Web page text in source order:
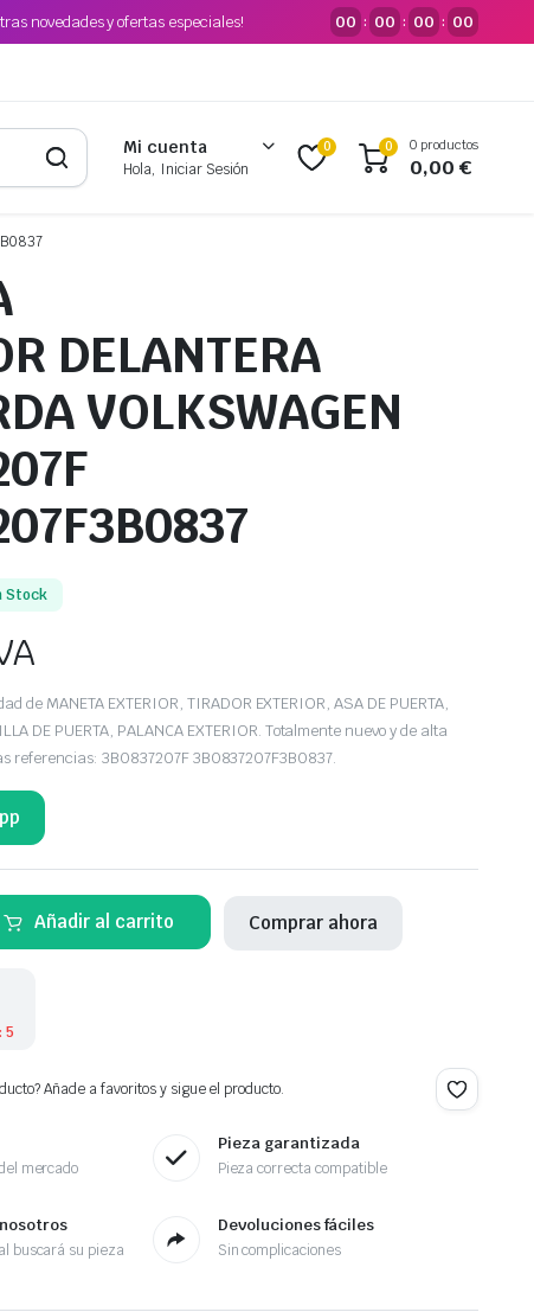
novedades y ofertas especiales! 00 : 00 : 00 : 00
Mi cuenta
Hola, Iniciar Sesión
0 0 0 productos
0,00€
DELANTERA
VOLKSWAGEN
Stock
de MANETA EXTERIOR, TIRADOR EXTERIOR, ASA DE PUERTA,
DE PUERTA, PALANCA EXTERIOR. Totalmente nuevo y de alta
referencias: 3B0837207F 3B0837207F3B0837.
Añadir al carrito Comprar ahora
5
Añade a favoritos y sigue el producto.
mercado
Pieza garantizada
Pieza correcta compatible
buscará su pieza
Devoluciones fáciles
Sin complicaciones